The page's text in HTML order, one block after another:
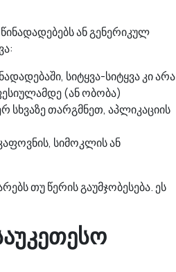
ან გენერიკულ
სიტყვა-სიტყვა კი არა
(ან ობობა)
სხვაზე თარგმნეთ, აპლიკაციის
სიმოკლის ან
თუ წერის გაუმჯობესება. ეს